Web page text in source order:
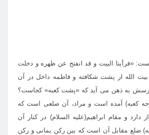
«فرأينا البيت و قد انفتح عن ظهره و دخلت
بيت الله از پشت شكافته و فاطمه داخل در آن
به ذهن مى آيد كه «پشت كعبه» كجاست؟
كعبه) آمده است و مراد، آن ضلعى است كه
دارد و مقام ابراهيم(عليه السلام) در كنار آن
ضلع مقابل آن است كه بين ركن يمانى و ركن